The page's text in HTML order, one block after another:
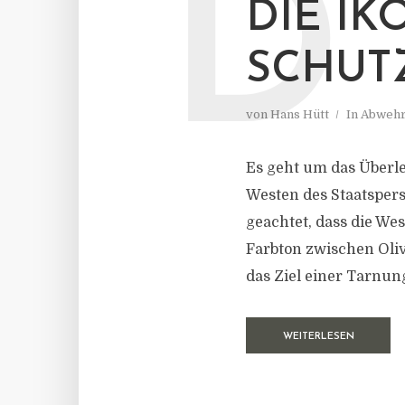
DIE
von Hans Hütt In
D
Es geht um das
Westen des
geachtet, dass die
Farbton zwischen
das Ziel einer
WEITERLESEN